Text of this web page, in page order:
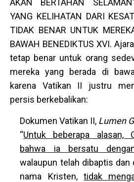
AKAN BERTAHAN
YANG KELIHATAN DARI
TIDAK BENAR UNTUK
BAWAH BENEDIKTUS XVI.
tetap benar untuk orang
mereka yang berada di
karena Vatikan II justru
persis berkebalikan:
Dokumen Vatikan II, Lumen
“Untuk beberapa alasan,
bahwa ia bersatu
walaupun telah dibaptis dan
nama Kristen, tidak